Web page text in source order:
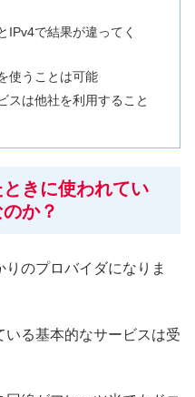
IPv4で結果が違ってく
使うことは可能
スは他社を利用すること
きに使われてい
か？
りのプロバイダになりま
る基本的なサービスは受